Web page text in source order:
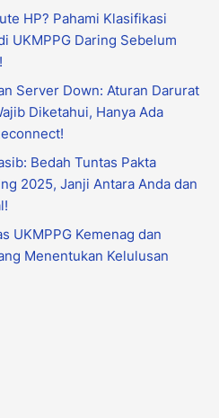
HP? Pahami Klasifikasi
UKMPPG Daring Sebelum
Server Down: Aturan Darurat
Diketahui, Hanya Ada
Bedah Tuntas Pakta
2025, Janji Antara Anda dan
UKMPPG Kemenag dan
Menentukan Kelulusan